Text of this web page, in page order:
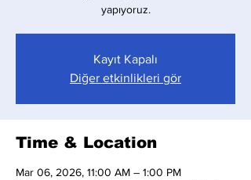
yapıyoruz.
Kayıt Kapalı
Diğer etkinlikleri gör
Time & Location
Mar 06, 2026, 11:00 AM – 1:00 PM